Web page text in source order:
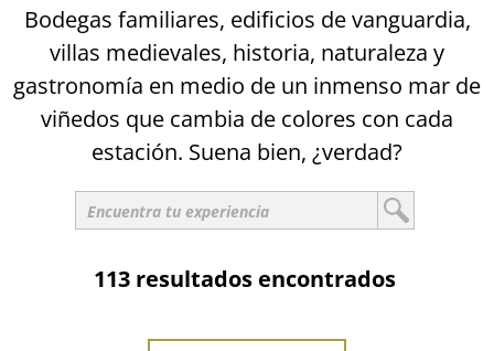
Bodegas familiares, edificios de vanguardia,
villas medievales, historia, naturaleza y
gastronomía en medio de un inmenso mar de
viñedos que cambia de colores con cada
estación. Suena bien, ¿verdad?
113 resultados encontrados